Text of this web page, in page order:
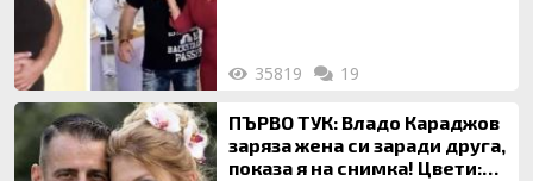
35819 19
ПЪРВО ТУК: Владо Караджов
заряза жена си заради друга,
показа я на снимка! Цвети: